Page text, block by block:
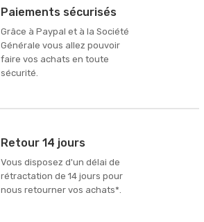
Paiements sécurisés
Grâce à Paypal et à la Société
Générale vous allez pouvoir
faire vos achats en toute
sécurité.
Retour 14 jours
Vous disposez d'un délai de
rétractation de 14 jours pour
nous retourner vos achats*.